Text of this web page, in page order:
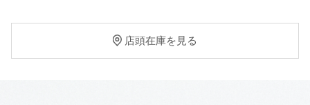
店頭在庫を見る